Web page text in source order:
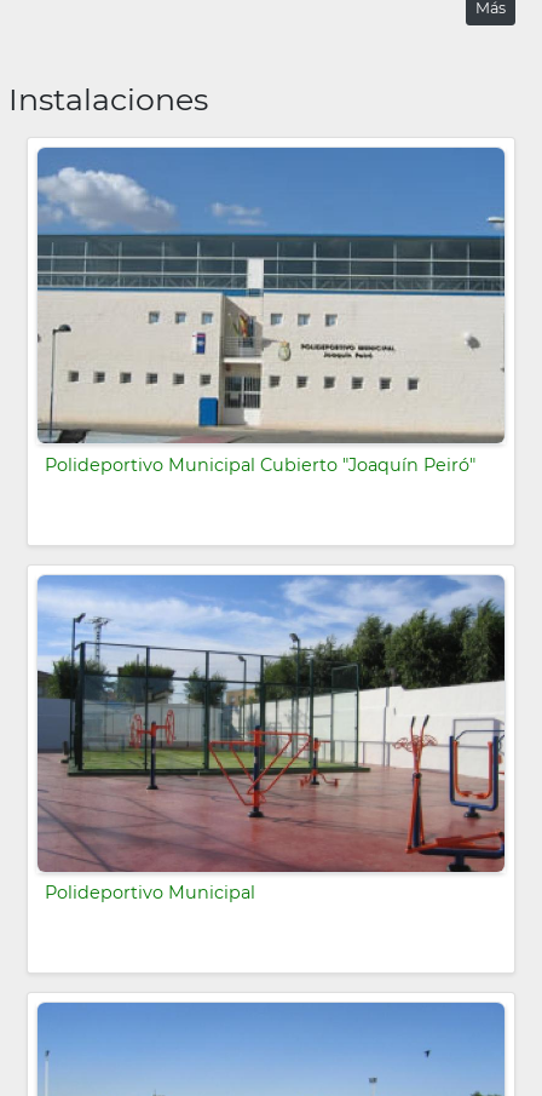
Más
Instalaciones
Polideportivo Municipal Cubierto "Joaquín Peiró"
Polideportivo Municipal